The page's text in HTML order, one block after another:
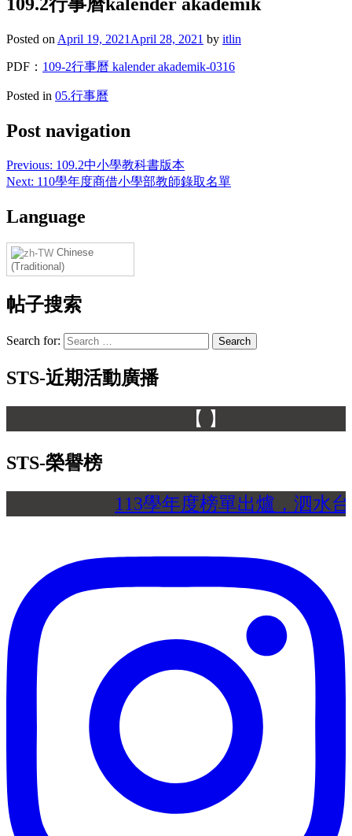
Posted on April 19, 2021 April 28, 2021 by itlin
PDF： 109-2行事曆 kalender akademik-0316
Posted in 05.行事曆
Post navigation
Previous: 109.2中小學教科書版本
Next: 110學年度商借小學部教師錄取名單
Language
Chinese
(Traditional)
帖子搜索
Search for:
STS-近期活動廣播
【 】
STS-榮譽榜
113學年度榜單出爐，泗水台